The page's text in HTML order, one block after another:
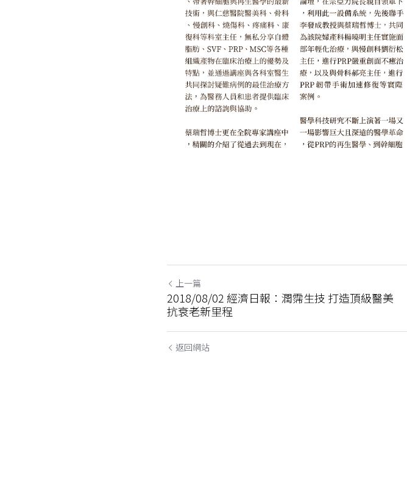
上一篇
2018/08/02 經濟日報：潤霈生技 打造頂級醫美
抗衰老新里程
返回網站